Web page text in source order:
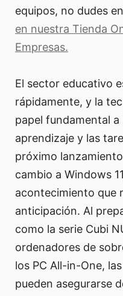
equipos, no dudes
en nuestra Tienda
Empresas.
El sector educativo
rápidamente, y la
papel fundamental
aprendizaje y las
próximo
cambio a Windows
acontecimiento que
anticipación. Al
como la serie Cubi
ordenadores de
los PC All-in-One,
pueden asegurarse